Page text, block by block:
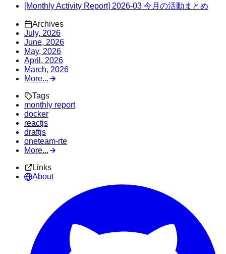
[Monthly Activity Report] 2026-03 今月の活動まとめ
Archives
July, 2026
June, 2026
May, 2026
April, 2026
March, 2026
More...
Tags
monthly report
docker
reactjs
draftjs
oneteam-rte
More...
Links
About